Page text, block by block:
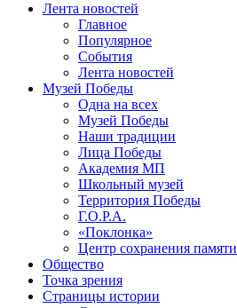
Лента новостей
Главное
Популярное
События
Лента новостей
Музей Победы
Одна на всех
Музей Победы
Наши традиции
Лица Победы
Академия МП
Школьный музей
Территория Победы
Г.О.Р.А.
«Поклонка»
Центр сохранения памяти
Общество
Точка зрения
Страницы истории